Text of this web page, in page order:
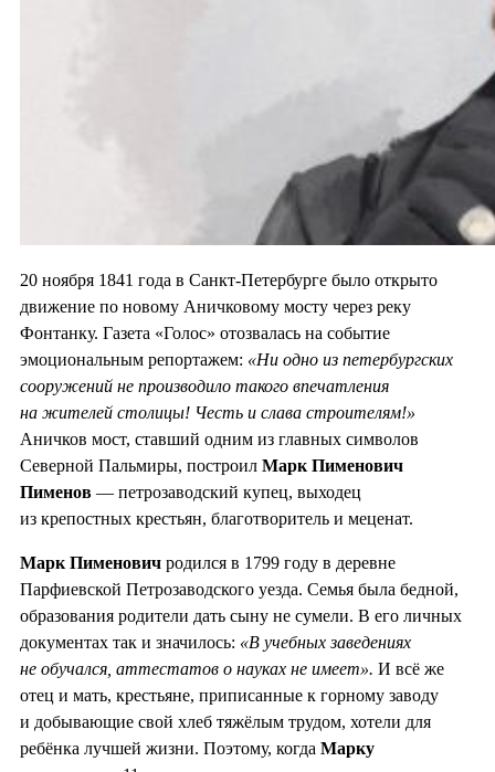
20 ноября 1841 года в Санкт-Петербурге было открыто
движение по новому Аничковому мосту через реку
Фонтанку. Газета «Голос» отозвалась на событие
эмоциональным репортажем: «Ни одно из петербургских
сооружений не производило такого впечатления
на жителей столицы! Честь и слава строителям!»
Аничков мост, ставший одним из главных символов
Северной Пальмиры, построил Марк Пименович
Пименов — петрозаводский купец, выходец
из крепостных крестьян, благотворитель и меценат.
Марк Пименович родился в 1799 году в деревне
Парфиевской Петрозаводского уезда. Семья была бедной,
образования родители дать сыну не сумели. В его личных
документах так и значилось: «В учебных заведениях
не обучался, аттестатов о науках не имеет». И всё же
отец и мать, крестьяне, приписанные к горному заводу
и добывающие свой хлеб тяжёлым трудом, хотели для
ребёнка лучшей жизни. Поэтому, когда Марку